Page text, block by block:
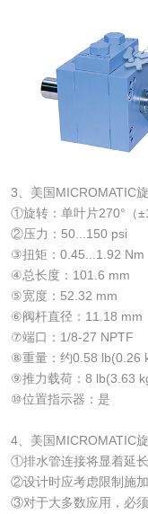
3、美国MICROMATIC
①旋转：单叶片270°（
②压力：50...150 psi
③扭矩：0.45...1.92 Nm
④总长度：101.6 mm
⑤宽度：52.32 mm
⑥阀杆直径：11.18 mm
⑦端口：1/8-27 NPTF
⑧重量：约0.58 lb(0.26
⑨推力载荷：8 lb(3.63
⑩位置指示器：是
4、美国MICROMATIC
①排水管连接将显着延
②设计时应考虑限制施
③对于大多数应用，必